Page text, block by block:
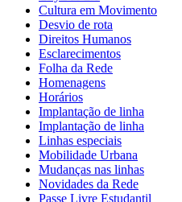
Cultura em Movimento
Desvio de rota
Direitos Humanos
Esclarecimentos
Folha da Rede
Homenagens
Horários
Implantação de linha
Implantação de linha
Linhas especiais
Mobilidade Urbana
Mudanças nas linhas
Novidades da Rede
Passe Livre Estudantil